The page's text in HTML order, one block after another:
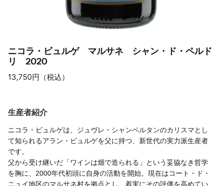
ニコラ・ビュルゲ マルサネ シャン・ド・ペルド
リ 2020
13,750円（税込）
生産者紹介
ニコラ・ビュルゲは、ジュヴレ・シャンベルタンのカリスマとし
て知られるアラン・ビュルゲを父に持つ、新世代の実力派生産者
です。
父から受け継いだ「ワインは畑で造られる」という妥協なき哲学
を胸に、2000年代初頭に自身の活動を開始。現在はコート・ド・
ニュイ地区のマルサネ村を拠点とし、着実にその評価を高めてい